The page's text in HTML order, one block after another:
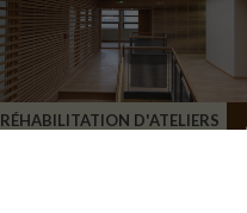
RÉHABILITATION D'ATELIERS